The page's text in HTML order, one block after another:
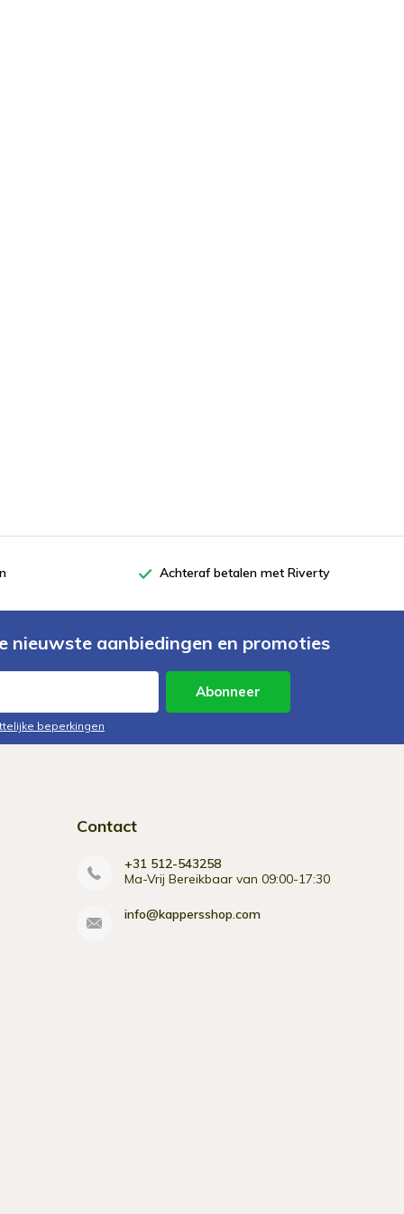
Achteraf betalen met Riverty
nieuwste aanbiedingen en promoties
Abonneer
beperkingen
Contact
+31 512-543258
Ma-Vrij Bereikbaar van 09:00-17:30
info@kappersshop.com